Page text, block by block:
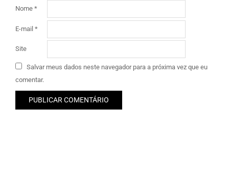
Nome *
E-mail *
Site
Salvar meus dados neste navegador para a próxima vez que eu
comentar.